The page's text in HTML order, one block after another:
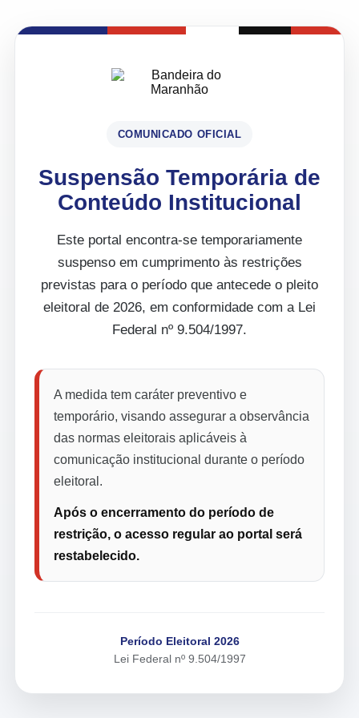
COMUNICADO OFICIAL
Suspensão Temporária de
Conteúdo Institucional
Este portal encontra-se temporariamente
suspenso em cumprimento às restrições
previstas para o período que antecede o pleito
eleitoral de 2026, em conformidade com a Lei
Federal nº 9.504/1997.
A medida tem caráter preventivo e
temporário, visando assegurar a observância
das normas eleitorais aplicáveis à
comunicação institucional durante o período
eleitoral.
Após o encerramento do período de
restrição, o acesso regular ao portal será
restabelecido.
Período Eleitoral 2026
Lei Federal nº 9.504/1997